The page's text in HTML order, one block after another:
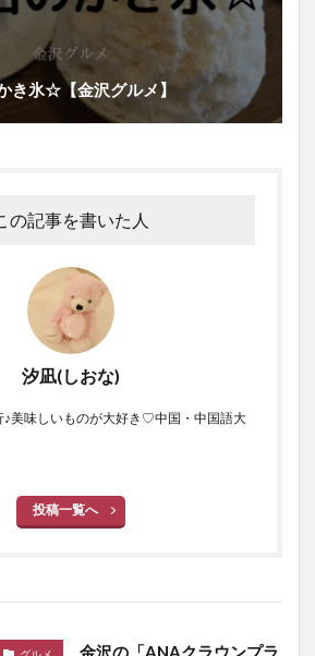
き氷☆【金沢グルメ】
の記事を書いた人
汐凪(しおな)
♪美味しいものが大好き♡中国・中国語大
投稿一覧へ
金沢の「ANAクラウンプラ